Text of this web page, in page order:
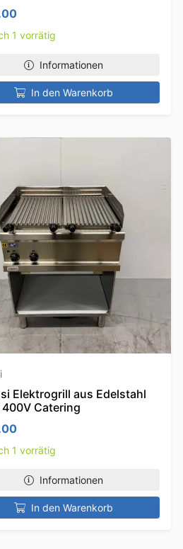
1 vorrätig
Informationen
In den Warenkorb
Elektrogrill aus Edelstahl
Catering
1 vorrätig
Informationen
In den Warenkorb